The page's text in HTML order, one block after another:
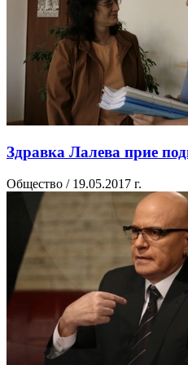
Здравка Лалева прие
Общество / 19.05.2017 г.